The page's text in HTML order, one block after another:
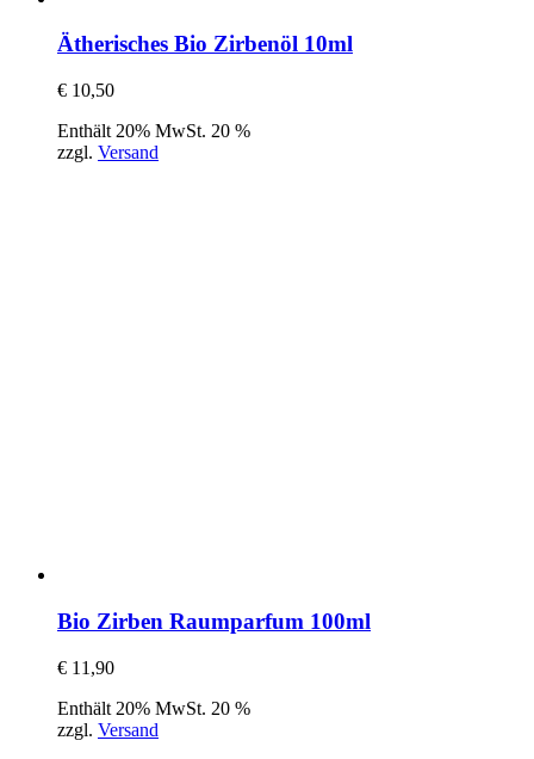
Ätherisches Bio Zirbenöl 10ml
€ 10,50
Enthält 20% MwSt. 20 %
zzgl. Versand
Bio Zirben Raumparfum 100ml
€ 11,90
Enthält 20% MwSt. 20 %
zzgl. Versand